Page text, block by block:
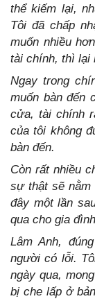
thể kiếm lại,
Tôi đã chấp
muốn nhiều
tài chính, thì lại
Ngay trong
muốn bàn đến
cửa, tài chính
của tôi không
bàn đến.
Còn rất nhiều
sự thật sẽ nằm
đây một lần
qua cho gia
Lâm Anh,
người có lỗi.
ngày qua,
bị che lấp ở